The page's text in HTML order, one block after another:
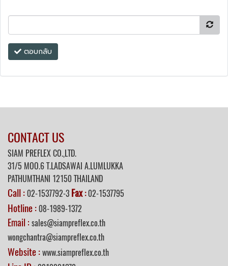
ตอบกลับ
CONTACT US
SIAM PREFLEX CO.,LTD.
31/5 MOO.6 T.LADSAWAI A.LUMLUKKA
PATHUMTHANI 12150 THAILAND
Call :02-1537792-3 Fax:02-1537795
Hotline :08-1989-1372
Email : sales@siampreflex.co.th
wongchantra@siampreflex.co.th
Website :www.siampreflex.co.th